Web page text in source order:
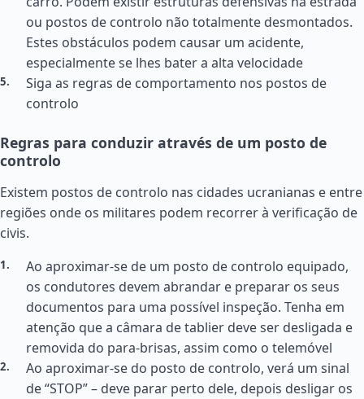
ou postos de controlo não totalmente desmontados.
Estes obstáculos podem causar um acidente,
especialmente se lhes bater a alta velocidade
Siga as regras de comportamento nos postos de
controlo
Regras para conduzir através de um posto de
controlo
Existem postos de controlo nas cidades ucranianas e entre
regiões onde os militares podem recorrer à verificação de
civis.
Ao aproximar-se de um posto de controlo equipado,
os condutores devem abrandar e preparar os seus
documentos para uma possível inspeção. Tenha em
atenção que a câmara de tablier deve ser desligada e
removida do para-brisas, assim como o telemóvel
Ao aproximar-se do posto de controlo, verá um sinal
de “STOP” – deve parar perto dele, depois desligar os